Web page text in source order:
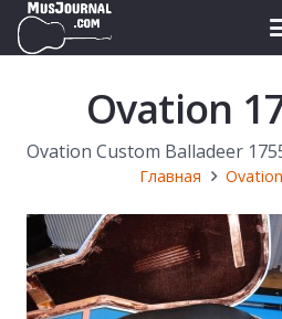
Ovation
Ovation Custom Balladeer
Главная